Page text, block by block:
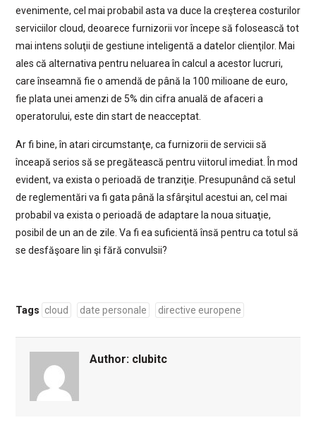
evenimente, cel mai probabil asta va duce la creşterea costurilor
serviciilor cloud, deoarece furnizorii vor începe să folosească tot
mai intens soluţii de gestiune inteligentă a datelor clienţilor. Mai
ales că alternativa pentru neluarea în calcul a acestor lucruri,
care înseamnă fie o amendă de până la 100 milioane de euro,
fie plata unei amenzi de 5% din cifra anuală de afaceri a
operatorului, este din start de neacceptat.
Ar fi bine, în atari circumstanţe, ca furnizorii de servicii să
înceapă serios să se pregătească pentru viitorul imediat. În mod
evident, va exista o perioadă de tranziţie. Presupunând că setul
de reglementări va fi gata până la sfârşitul acestui an, cel mai
probabil va exista o perioadă de adaptare la noua situaţie,
posibil de un an de zile. Va fi ea suficientă însă pentru ca totul să
se desfăşoare lin şi fără convulsii?
Tags cloud date personale directive europene
Author: clubitc